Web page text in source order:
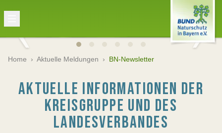
Home › Aktuelle Meldungen › BN-Newsletter
AKTUELLE INFORMATIONEN DER
KREISGRUPPE UND DES
LANDESVERBANDES